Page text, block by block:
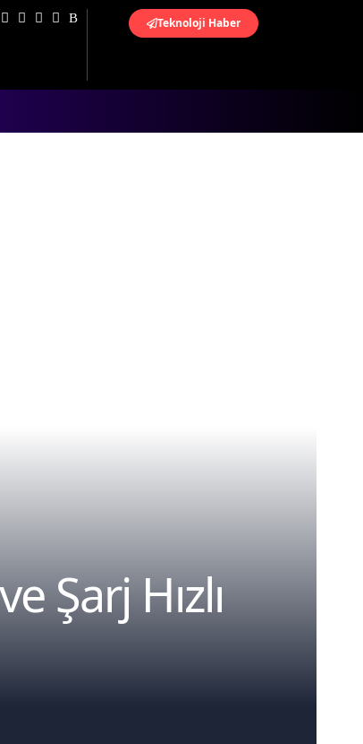
Teknoloji Haber
Şarj Hızlı